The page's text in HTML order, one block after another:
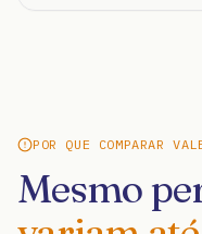
POR QUE COMPARAR
Mesmo